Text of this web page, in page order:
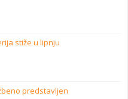
stiže u lipnju
predstavljen